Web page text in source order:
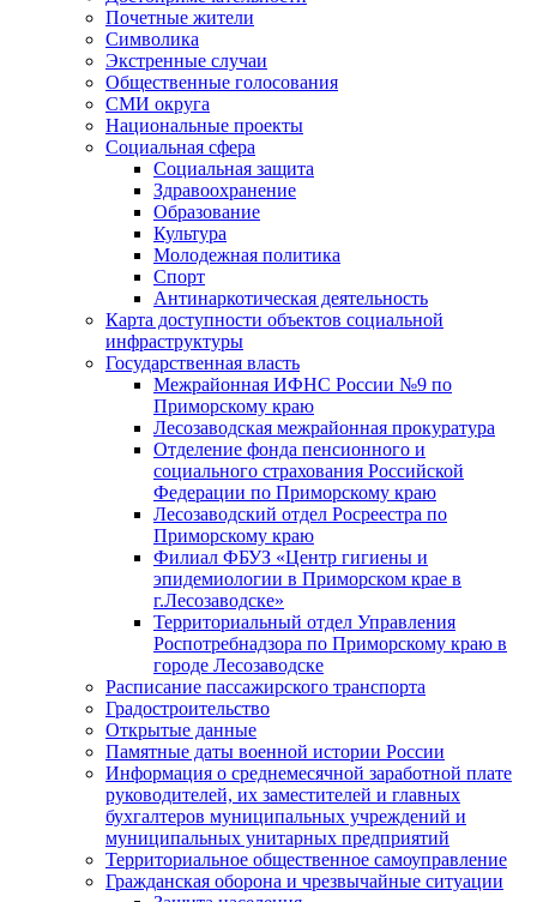
Почетные жители
Символика
Экстренные случаи
Общественные голосования
СМИ округа
Национальные проекты
Социальная сфера
Социальная защита
Здравоохранение
Образование
Культура
Молодежная политика
Спорт
Антинаркотическая деятельность
Карта доступности объектов социальной
инфраструктуры
Государственная власть
Межрайонная ИФНС России №9 по
Приморскому краю
Лесозаводская межрайонная прокуратура
Отделение фонда пенсионного и
социального страхования Российской
Федерации по Приморскому краю
Лесозаводский отдел Росреестра по
Приморскому краю
Филиал ФБУЗ «Центр гигиены и
эпидемиологии в Приморском крае в
г.Лесозаводске»
Территориальный отдел Управления
Роспотребнадзора по Приморскому краю в
городе Лесозаводске
Расписание пассажирского транспорта
Градостроительство
Открытые данные
Памятные даты военной истории России
Информация о среднемесячной заработной плате
руководителей, их заместителей и главных
бухгалтеров муниципальных учреждений и
муниципальных унитарных предприятий
Территориальное общественное самоуправление
Гражданская оборона и чрезвычайные ситуации